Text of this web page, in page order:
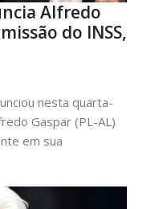
Alfredo
do INSS,
nesta quarta-
Gaspar (PL-AL)
em sua